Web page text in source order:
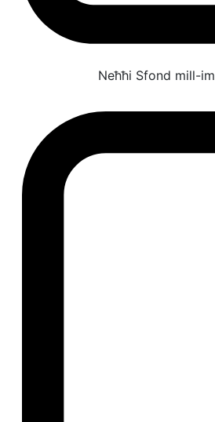
Neħħi Sfond mill-